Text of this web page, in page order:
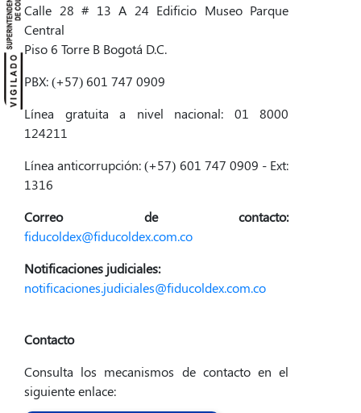
Calle 28 # 13 A 24 Edificio Museo Parque
Central
Piso 6 Torre B Bogotá D.C.
PBX: (+57) 601 747 0909
Línea gratuita a nivel nacional: 01 8000
124211
Línea anticorrupción: (+57) 601 747 0909 - Ext:
1316
Correo de contacto:
fiducoldex@fiducoldex.com.co
Notificaciones judiciales:
notificaciones.judiciales@fiducoldex.com.co
Contacto
Consulta los mecanismos de contacto en el
siguiente enlace: